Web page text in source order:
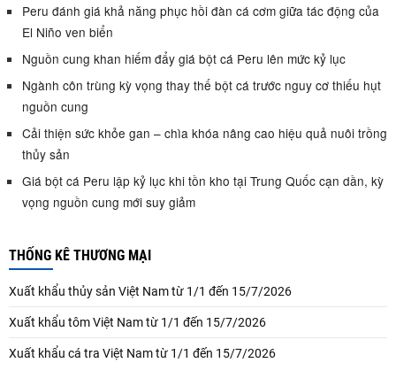
Peru đánh giá khả năng phục hồi đàn cá cơm giữa tác động của
El Niño ven biển
Nguồn cung khan hiếm đẩy giá bột cá Peru lên mức kỷ lục
Ngành côn trùng kỳ vọng thay thế bột cá trước nguy cơ thiếu hụt
nguồn cung
Cải thiện sức khỏe gan – chìa khóa nâng cao hiệu quả nuôi trồng
thủy sản
Giá bột cá Peru lập kỷ lục khi tồn kho tại Trung Quốc cạn dần, kỳ
vọng nguồn cung mới suy giảm
THỐNG KÊ THƯƠNG MẠI
Xuất khẩu thủy sản Việt Nam từ 1/1 đến 15/7/2026
Xuất khẩu tôm Việt Nam từ 1/1 đến 15/7/2026
Xuất khẩu cá tra Việt Nam từ 1/1 đến 15/7/2026